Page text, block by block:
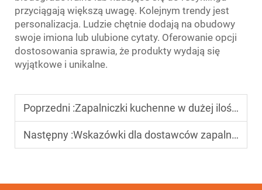
przyciągają większą uwagę. Kolejnym trendy jest
personalizacja. Ludzie chętnie dodają na obudowy
swoje imiona lub ulubione cytaty. Oferowanie opcji
dostosowania sprawia, że produkty wydają się
wyjątkowe i unikalne.
Poprzedni :Zapalniczki kuchenne w dużej ilości: jak zakupić produkty wysokiej jakości dla swojej firmy
Następny :Wskazówki dla dostawców zapalniczek: jak negocjować zamówienia hurtowe w celu maksymalizacji zysku